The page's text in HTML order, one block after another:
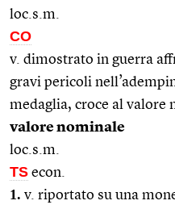
loc.s.m.
CO
v. dimostrato in guerra
gravi pericoli
medaglia, croce al valore
valore nominale
loc.s.m.
TS econ.
1. v. riportato su una